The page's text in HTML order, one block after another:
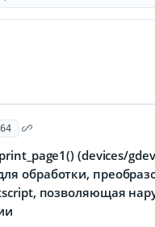
(devices/
обработки,
позволяющая